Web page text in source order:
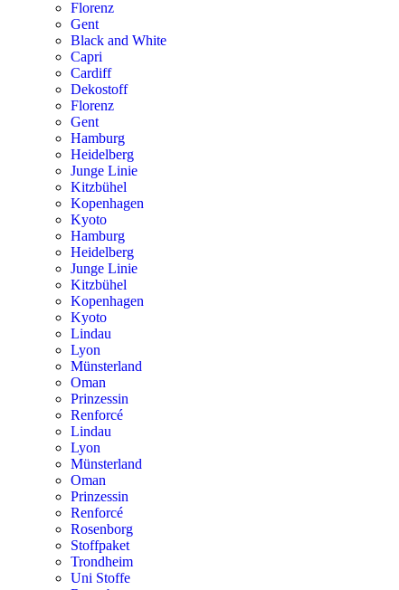
Florenz
Gent
Black and White
Capri
Cardiff
Dekostoff
Florenz
Gent
Hamburg
Heidelberg
Junge Linie
Kitzbühel
Kopenhagen
Kyoto
Hamburg
Heidelberg
Junge Linie
Kitzbühel
Kopenhagen
Kyoto
Lindau
Lyon
Münsterland
Oman
Prinzessin
Renforcé
Lindau
Lyon
Münsterland
Oman
Prinzessin
Renforcé
Rosenborg
Stoffpaket
Trondheim
Uni Stoffe